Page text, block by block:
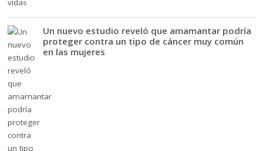
Un nuevo estudio reveló que amamantar podría
proteger contra un tipo de cáncer muy común
en las mujeres